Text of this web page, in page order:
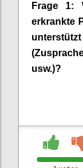
Frage 1:
erkrankte
(
usw.)?